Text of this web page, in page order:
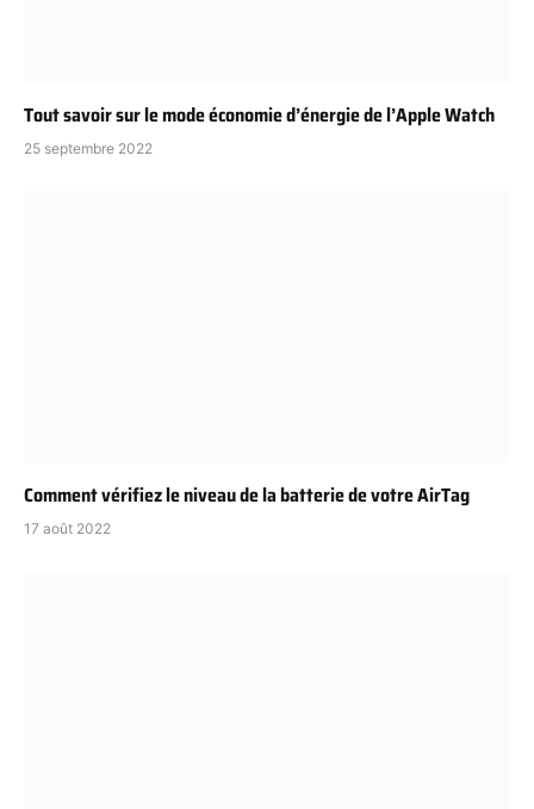
Tout savoir sur le mode économie d’énergie de l’Apple Watch
25 septembre 2022
Comment vérifiez le niveau de la batterie de votre AirTag
17 août 2022